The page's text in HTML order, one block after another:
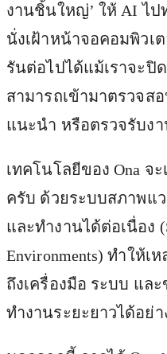
งานชิ้นใหญ่’ ให้ AI ไป
นั่งเฝ้าหน้าจอคอมพิวเ
รันต่อไปได้แม้เราจะปิ
สามารถเข้ามาตรวจส
แนะนำ หรือตรวจรับง
เทคโนโลยีของ Ona จ
ครับ ด้วยระบบสภาพแ
และทำงานได้ต่อเนื่อง
Environments) ทำให้เ
ถึงเครื่องมือ ระบบ แล
ทำงานระยะยาวได้อย่